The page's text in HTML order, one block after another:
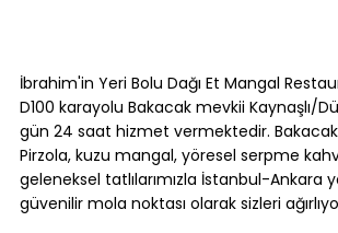
Nerede Durulur, Ne Yenir?
İbrahim'in Yeri Bolu Dağı Et Mangal
D100 karayolu Bakacak mevkii Kaynaşlı/
gün 24 saat hizmet vermektedir.
Pirzola, kuzu mangal, yöresel serpme
geleneksel tatlılarımızla İstanbul-Ankara
güvenilir mola noktası olarak sizleri